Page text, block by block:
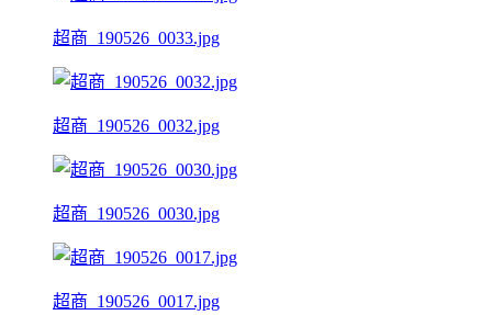
超商_190526_0033.jpg
超商_190526_0032.jpg
超商_190526_0030.jpg
超商_190526_0017.jpg